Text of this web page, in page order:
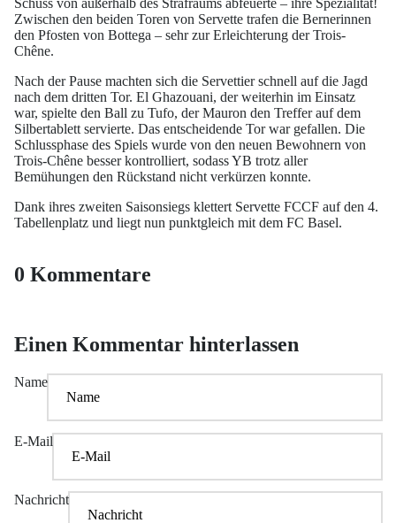
Schuss von außerhalb des Strafraums abfeuerte – ihre Spezialität!
Zwischen den beiden Toren von Servette trafen die Bernerinnen
den Pfosten von Bottega – sehr zur Erleichterung der Trois-
Chêne.
Nach der Pause machten sich die Servettier schnell auf die Jagd
nach dem dritten Tor. El Ghazouani, der weiterhin im Einsatz
war, spielte den Ball zu Tufo, der Mauron den Treffer auf dem
Silbertablett servierte. Das entscheidende Tor war gefallen. Die
Schlussphase des Spiels wurde von den neuen Bewohnern von
Trois-Chêne besser kontrolliert, sodass YB trotz aller
Bemühungen den Rückstand nicht verkürzen konnte.
Dank ihres zweiten Saisonsiegs klettert Servette FCCF auf den 4.
Tabellenplatz und liegt nun punktgleich mit dem FC Basel.
0 Kommentare
Einen Kommentar hinterlassen
Name
E-Mail
Nachricht